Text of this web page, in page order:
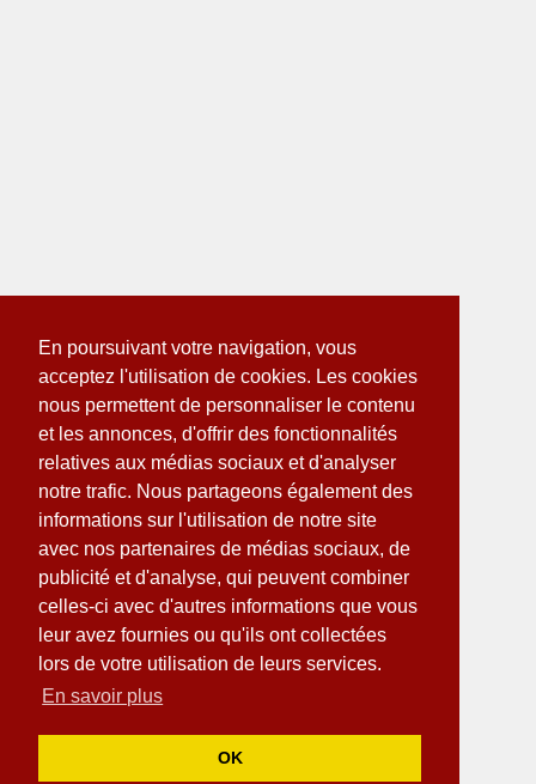
En poursuivant votre navigation, vous
acceptez l'utilisation de cookies. Les cookies
nous permettent de personnaliser le contenu
et les annonces, d'offrir des fonctionnalités
relatives aux médias sociaux et d'analyser
notre trafic. Nous partageons également des
informations sur l'utilisation de notre site
avec nos partenaires de médias sociaux, de
publicité et d'analyse, qui peuvent combiner
celles-ci avec d'autres informations que vous
leur avez fournies ou qu'ils ont collectées
lors de votre utilisation de leurs services.
En savoir plus
OK